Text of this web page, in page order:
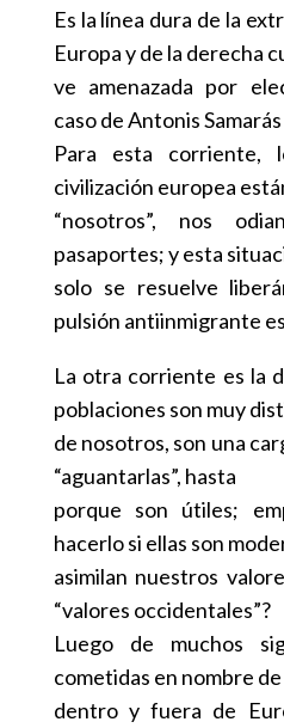
Es la línea dura de la
Europa y de la derecha
ve amenazada por
caso de Antonis
Para esta corriente,
civilización europea
“nosotros”, nos
pasaportes; y esta
solo se resuelve
pulsión antiinmigrante
La otra corriente es la
poblaciones son muy
de nosotros, son una
“aguantarlas”, hasta
porque son útiles;
hacerlo si ellas son
asimilan nuestros
“valores occidentales”?
Luego de muchos
cometidas en nombre
dentro y fuera de